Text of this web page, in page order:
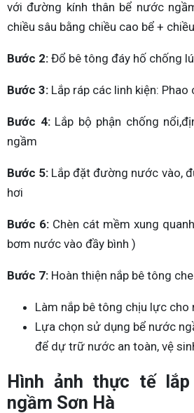
với đường kính thân bể nước
chiều sâu bằng chiều cao bể +
Bước 2: Đổ bê tông đáy hố chống
Bước 3: Lắp ráp các linh kiện: Phao
Bước 4:Lắp bộ phận chống
ngầm
Bước 5: Lắp đặt đường nước vào,
hơi
Bước 6: Chèn cát mềm xung
bơm nước vào đầy bình )
Bước 7: Hoàn thiện nắp bê tông
Làm nắp bê tông chịu lực cho
Lựa chọn sử dụng bể nước
để dự trữ nước an toàn, vệ
Hình ảnh thực tế
ngầm Sơn Hà